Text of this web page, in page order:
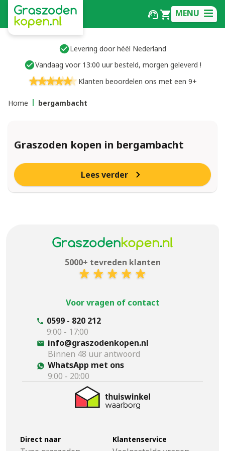
MENU
Levering door héél Nederland
Vandaag voor 13:00 uur besteld, morgen geleverd !
Klanten beoordelen ons met een 9+
Home bergambacht
Graszoden kopen in bergambacht
Lees verder
5000+ tevreden klanten
Voor vragen of contact
0599 - 820 212
9:00 - 17:00
info@graszodenkopen.nl
Binnen 48 uur antwoord
WhatsApp met ons
9:00 - 20:00
Direct naar Klantenservice